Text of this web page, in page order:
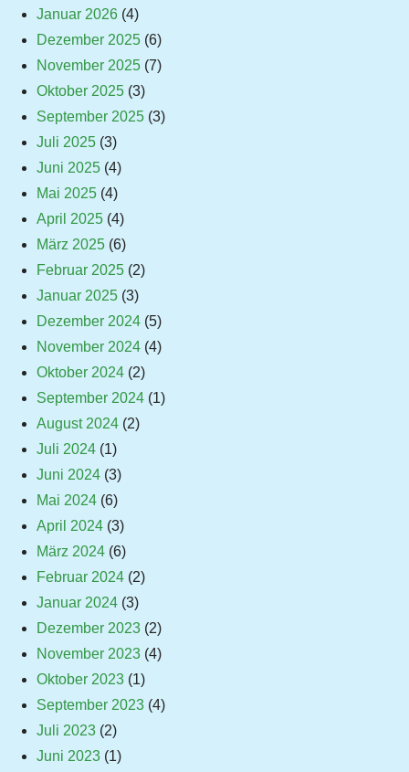
Januar 2026 (4)
Dezember 2025 (6)
November 2025 (7)
Oktober 2025 (3)
September 2025 (3)
Juli 2025 (3)
Juni 2025 (4)
Mai 2025 (4)
April 2025 (4)
März 2025 (6)
Februar 2025 (2)
Januar 2025 (3)
Dezember 2024 (5)
November 2024 (4)
Oktober 2024 (2)
September 2024 (1)
August 2024 (2)
Juli 2024 (1)
Juni 2024 (3)
Mai 2024 (6)
April 2024 (3)
März 2024 (6)
Februar 2024 (2)
Januar 2024 (3)
Dezember 2023 (2)
November 2023 (4)
Oktober 2023 (1)
September 2023 (4)
Juli 2023 (2)
Juni 2023 (1)